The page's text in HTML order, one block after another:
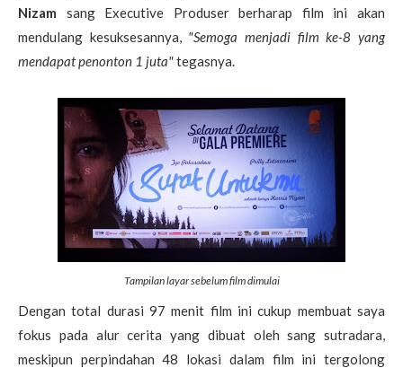
Nizam sang Executive Produser berharap film ini akan
mendulang kesuksesannya,"Semoga menjadi film ke-8 yang
mendapat penonton 1 juta"tegasnya.
Tampilan layar sebelum film dimulai
Dengan total durasi 97 menit film ini cukup membuat saya
fokus pada alur cerita yang dibuat oleh sang sutradara,
meskipun perpindahan 48 lokasi dalam film ini tergolong